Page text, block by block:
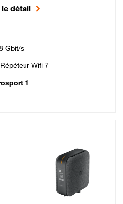
le détail
Gbit/s
Wifi 7
1
puis 49,99 € par mois, Sans engagement